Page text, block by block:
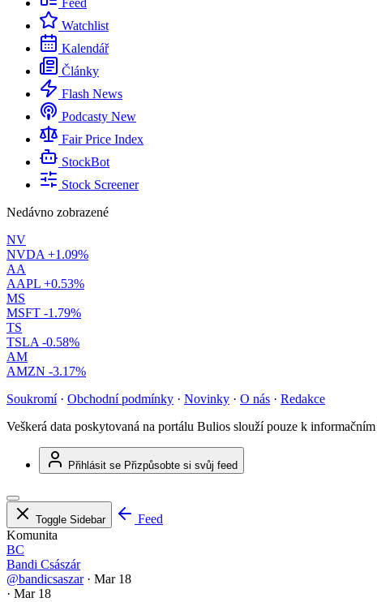
Feed
Watchlist
Kalendář
Články
Flash News
Podcasty New
Fair Price Index
StockBot
Stock Screener
Nedávno zobrazené
NV
NVDA +1.09%
AA
AAPL +0.53%
MS
MSFT -1.79%
TS
TSLA -0.58%
AM
AMZN -3.17%
Soukromí · Obchodní podmínky · Novinky · O nás · Redakce
Veškerá data poskytovaná na portálu Bulios slouží pouze k
Přihlásit se Přizpůsobte si svůj feed
Toggle Sidebar
Feed
Komunita
BC
Bandi Császár
@bandicsaszar · Mar 18
· Mar 18